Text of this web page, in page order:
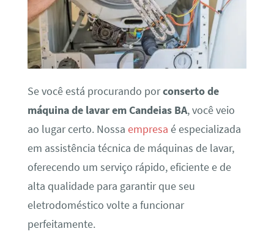
Se você está procurando porconserto de
máquina de lavar em Candeias BA, você veio
ao lugar certo. Nossa empresa é especializada
em assistência técnica de máquinas de lavar,
oferecendo um serviço rápido, eficiente e de
alta qualidade para garantir que seu
eletrodoméstico volte a funcionar
perfeitamente.